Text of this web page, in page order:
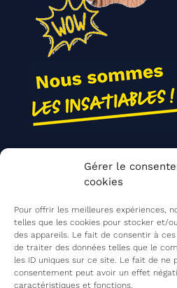
Gérer le
cookies
Pour offrir les meilleures expériences,
telles que les cookies pour stocker et/
des appareils. Le fait de consentir à
de traiter des données telles que le
les ID uniques sur ce site. Le fait de ne
consentement peut avoir un effet
caractéristiques et fonctions.
Agir ensemble
Mentions légales
Politique de